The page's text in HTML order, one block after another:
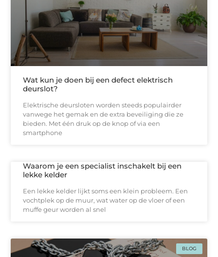
Wat kun je doen bij een defect elektrisch
deurslot?
Elektrische deursloten worden steeds populairder
vanwege het gemak en de extra beveiliging die ze
bieden. Met één druk op de knop of via een
smartphone
Waarom je een specialist inschakelt bij een
lekke kelder
Een lekke kelder lijkt soms een klein probleem. Een
vochtplek op de muur, wat water op de vloer of een
muffe geur worden al snel
BLOG